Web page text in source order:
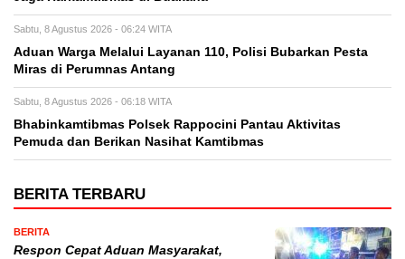
Sabtu, 8 Agustus 2026 - 06:24 WITA
Aduan Warga Melalui Layanan 110, Polisi Bubarkan Pesta
Miras di Perumnas Antang
Sabtu, 8 Agustus 2026 - 06:18 WITA
Bhabinkamtibmas Polsek Rappocini Pantau Aktivitas
Pemuda dan Berikan Nasihat Kamtibmas
BERITA TERBARU
BERITA
Respon Cepat Aduan Masyarakat,